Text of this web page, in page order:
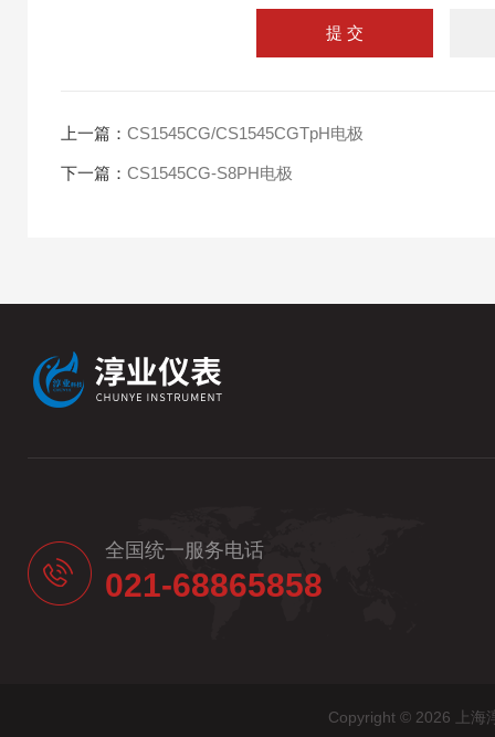
上一篇： CS1545CG/CS1545CGTpH电极
下一篇： CS1545CG-S8PH电极
全国统一服务电话
021-68865858
Copyright © 2026 上